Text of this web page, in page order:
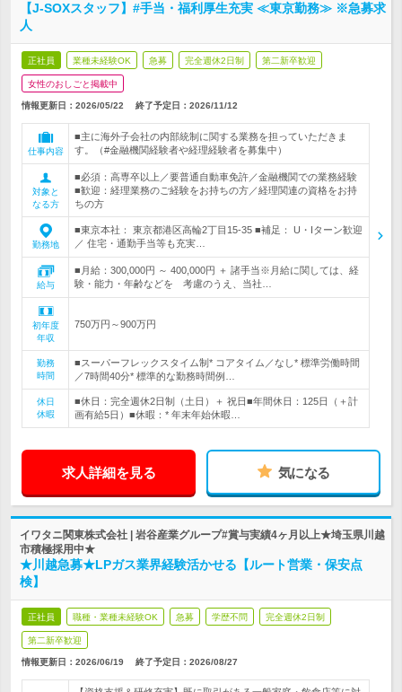
【J-SOXスタッフ】#手当・福利厚生充実 ≪東京勤務≫ ※急募求
人
正社員 業種未経験OK 急募 完全週休2日制 第二新卒歓迎
女性のおしごと掲載中
情報更新日：2026/05/22 終了予定日： 2026/11/12
仕事内容
■主に海外子会社の内部統制に関する業務を担っていただきま
す。（#金融機関経験者や経理経験者を募集中）
対象と
なる方
■必須：高専卒以上／要普通自動車免許／金融機関での業務経験
■歓迎：経理業務のご経験をお持ちの方／経理関連の資格をお持
ちの方
勤務地
■東京本社： 東京都港区高輪2丁目15-35 ■補足： U・Iターン歓迎
／ 住宅・通勤手当等も充実…
給与
■月給：300,000円 ～ 400,000円 ＋ 諸手当※月給に関しては、経
験・能力・年齢などを 考慮のうえ、当社…
初年度
年収
750万円～900万円
勤務
時間
■スーパーフレックスタイム制* コアタイム／なし* 標準労働時間
／7時間40分* 標準的な勤務時間例…
休日
休暇
■休日：完全週休2日制（土日）＋ 祝日■年間休日：125日（＋計
画有給5日）■休暇：* 年末年始休暇…
求人詳細を見る 気になる
イワタニ関東株式会社 | 岩谷産業グループ#賞与実績4ヶ月以上★埼玉県川越
市積極採用中★
★川越急募★LPガス業界経験活かせる【ルート営業・保安点
検】
正社員 職種・業種未経験OK 急募 学歴不問 完全週休2日制
第二新卒歓迎
情報更新日：2026/06/19 終了予定日： 2026/08/27